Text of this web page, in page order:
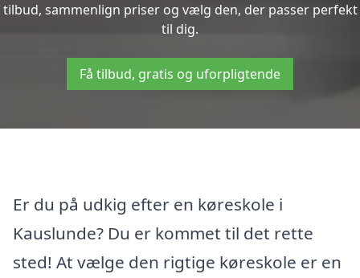
tilbud, sammenlign priser og vælg den, der passer perfekt
til dig.
Få tilbud, gratis og uforpligtende
Er du på udkig efter en køreskole i
Kauslunde? Du er kommet til det rette
sted! At vælge den rigtige køreskole er en